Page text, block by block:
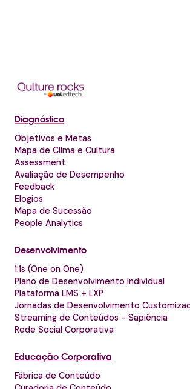
Diagnóstico
Objetivos e Metas
Mapa de Clima e Cultura
Assessment
Avaliação de Desempenho
Feedback
Elogios
Mapa de Sucessão
People Analytics
Desenvolvimento
1:1s (One on One)
Plano de Desenvolvimento Individual
Plataforma LMS + LXP
Jornadas de Desenvolvimento
Streaming de Conteúdos - Sapiência
Rede Social Corporativa
Educação Corporativa
Fábrica de Conteúdo